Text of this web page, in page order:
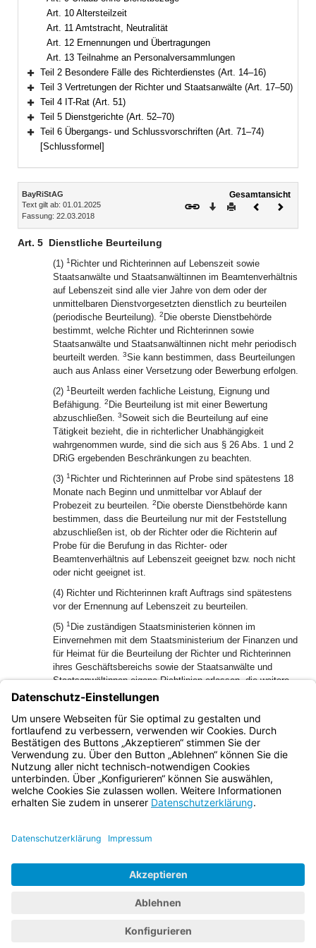
Art. 10 Altersteilzeit
Art. 11 Amtstracht, Neutralität
Art. 12 Ernennungen und Übertragungen
Art. 13 Teilnahme an Personalversammlungen
Bereich erweitern
Teil 2 Besondere Fälle des Richterdienstes (Art. 14–16)
Bereich erweitern
Teil 3 Vertretungen der Richter und Staatsanwälte (Art. 17–50)
Bereich erweitern
Teil 4 IT-Rat (Art. 51)
Bereich erweitern
Teil 5 Dienstgerichte (Art. 52–70)
Bereich erweitern
Teil 6 Übergangs- und Schlussvorschriften (Art. 71–74)
[Schlussformel]
Inhalt
BayRiStAG
Text gilt ab: 01.01.2025
Fassung: 22.03.2018
Gesamtansicht
Download
DruckenVorheriges
Art. 5 Dienstliche Beurteilung
(1) 1 Richter und Richterinnen auf Lebenszeit sowie
Staatsanwälte und Staatsanwältinnen im Beamtenverhältnis
auf Lebenszeit sind alle vier Jahre von dem oder der
unmittelbaren Dienstvorgesetzten dienstlich zu beurteilen
(periodische Beurteilung). 2 Die oberste Dienstbehörde
bestimmt, welche Richter und Richterinnen sowie
Staatsanwälte und Staatsanwältinnen nicht mehr periodisch
beurteilt werden. 3Sie kann bestimmen, dass Beurteilungen
auch aus Anlass einer Versetzung oder Bewerbung erfolgen.
(2) 1 Beurteilt werden fachliche Leistung, Eignung und
Befähigung. 2 Die Beurteilung ist mit einer Bewertung
abzuschließen. 3Soweit sich die Beurteilung auf eine
Tätigkeit bezieht, die in richterlicher Unabhängigkeit
wahrgenommen wurde, sind die sich aus § 26 Abs. 1 und 2
DRiG ergebenden Beschränkungen zu beachten.
(3) 1 Richter und Richterinnen auf Probe sind spätestens 18
Monate nach Beginn und unmittelbar vor Ablauf der
Probezeit zu beurteilen. 2 Die oberste Dienstbehörde kann
bestimmen, dass die Beurteilung nur mit der Feststellung
abzuschließen ist, ob der Richter oder die Richterin auf
Probe für die Berufung in das Richter- oder
Beamtenverhältnis auf Lebenszeit geeignet bzw. noch nicht
oder nicht geeignet ist.
(4) Richter und Richterinnen kraft Auftrags sind spätestens
vor der Ernennung auf Lebenszeit zu beurteilen.
(5) 1 Die zuständigen Staatsministerien können im
Einvernehmen mit dem Staatsministerium der Finanzen und
für Heimat für die Beurteilung der Richter und Richterinnen
ihres Geschäftsbereichs sowie der Staatsanwälte und
Staatsanwältinnen eigene Richtlinien erlassen, die weitere
Abweichungen von den Vorschriften des Teils 4 des
Leistungslaufbahngesetzes (LlbG) enthalten können.
ist die Einheitlichkeit des Beurteilungssystems zu wahren
und auf die Vergleichbarkeit der Beurteilungen zu achten.
Bayern.de
BayernPortal
Impressum